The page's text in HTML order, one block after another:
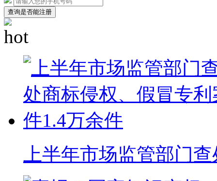
查询是否能注册
上半年市场监管部门